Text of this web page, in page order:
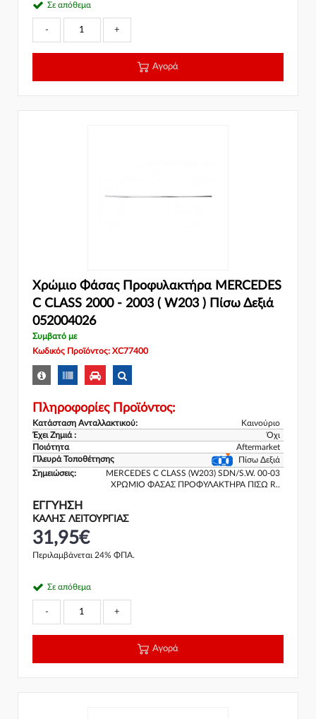
Σε απόθεμα
- +
Αγορά
Χρώμιο Φάσας Προφυλακτήρα MERCEDES
C CLASS 2000 - 2003 ( W203 ) Πίσω Δεξιά
052004026
Συμβατό με
Κωδικός Προϊόντος: XC77400
Πληροφορίες Προϊόντος:
Κατάσταση Ανταλλακτικού:
Καινούριο
Έχει Ζημιά :
Όχι
Ποιότητα
Aftermarket
Πλευρά Τοποθέτησης
Πίσω Δεξιά
Σημειώσεις:
MERCEDES C CLASS (W203) SDN/S.W. 00-03
ΧΡΩΜΙΟ ΦΑΣΑΣ ΠΡΟΦΥΛΑΚΤΗΡΑ ΠΙΣΩ R..
ΕΓΓΎΗΣΗ
ΚΑΛΗΣ ΛΕΙΤΟΥΡΓΙΑΣ
31,95€
Περιλαμβάνεται 24% ΦΠΑ.
Σε απόθεμα
- +
Αγορά